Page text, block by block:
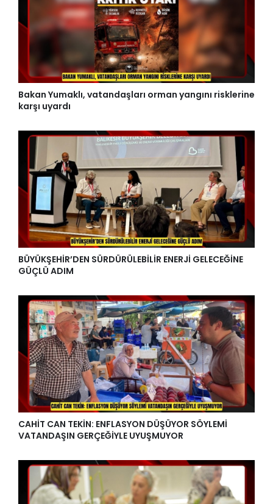
Bakan Yumaklı, vatandaşları orman yangını risklerine
karşı uyardı
BÜYÜKŞEHİR’DEN SÜRDÜRÜLEBİLİR ENERJİ GELECEĞİNE
GÜÇLÜ ADIM
CAHİT CAN TEKİN: ENFLASYON DÜŞÜYOR SÖYLEMİ
VATANDAŞIN GERÇEĞİYLE UYUŞMUYOR